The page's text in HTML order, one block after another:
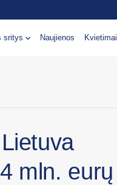
sritys Naujienos Kvietimai
mln. eurų